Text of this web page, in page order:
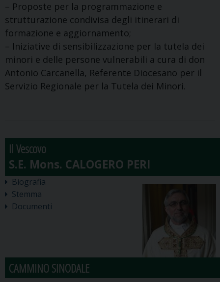
– Proposte per la programmazione e
strutturazione condivisa degli itinerari di
formazione e aggiornamento;
– Iniziative di sensibilizzazione per la tutela dei
minori e delle persone vulnerabili a cura di don
Antonio Carcanella, Referente Diocesano per il
Servizio Regionale per la Tutela dei Minori.
Il Vescovo
Biografia
Stemma
Documenti
CAMMINO SINODALE